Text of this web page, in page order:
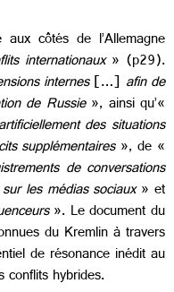
côtés de l’Allemagne
internationaux» (p29).
internes[…] afin de
de Russie», ainsi qu’«
des situations
supplémentaires», de «
de conversations
les médias sociaux» et
». Le document du
du Kremlin à travers
de résonance inédit au
conflits hybrides.